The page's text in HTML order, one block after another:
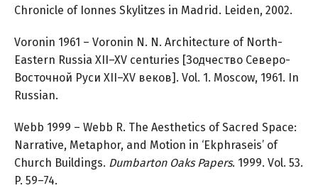
Chronicle of Ionnes Skylitzes in Madrid. Leiden, 2002.
Voronin 1961 – Voronin N. N. Architecture of North-
Eastern Russia XII–XV centuries [Зодчество Северо-
Восточной Руси XII–XV веков]. Vol. 1. Moscow, 1961. In
Russian.
Webb 1999 – Webb R. The Aesthetics of Sacred Space:
Narrative, Metaphor, and Motion in ‘Ekphraseis’ of
Church Buildings. Dumbarton Oaks Papers. 1999. Vol. 53.
P. 59–74.